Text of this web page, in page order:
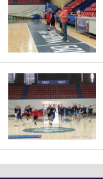
0